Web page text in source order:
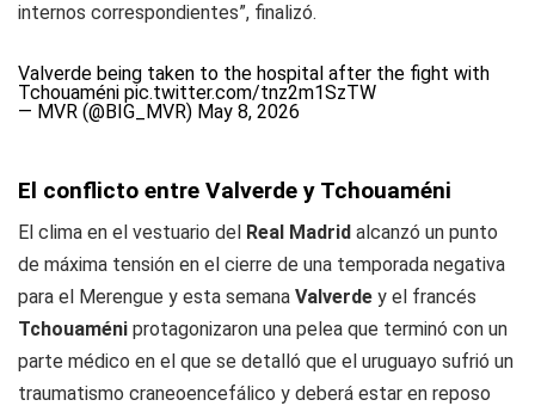
internos correspondientes”, finalizó.
Valverde being taken to the hospital after the fight with
Tchouaméni pic.twitter.com/tnz2m1SzTW
— MVR (@BIG_MVR) May 8, 2026
El conflicto entre Valverde y Tchouaméni
El clima en el vestuario del Real Madrid alcanzó un punto
de máxima tensión en el cierre de una temporada negativa
para el Merengue y esta semana Valverde y el francés
Tchouaméni protagonizaron una pelea que terminó con un
parte médico en el que se detalló que el uruguayo sufrió un
traumatismo craneoencefálico y deberá estar en reposo